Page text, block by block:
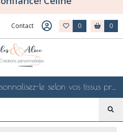
Contact 0 0
Choisissez un modèle et personnalisez-le selon vos tissus préférés de mes collections en ligne, je le confectionnerai selon vos souhaits